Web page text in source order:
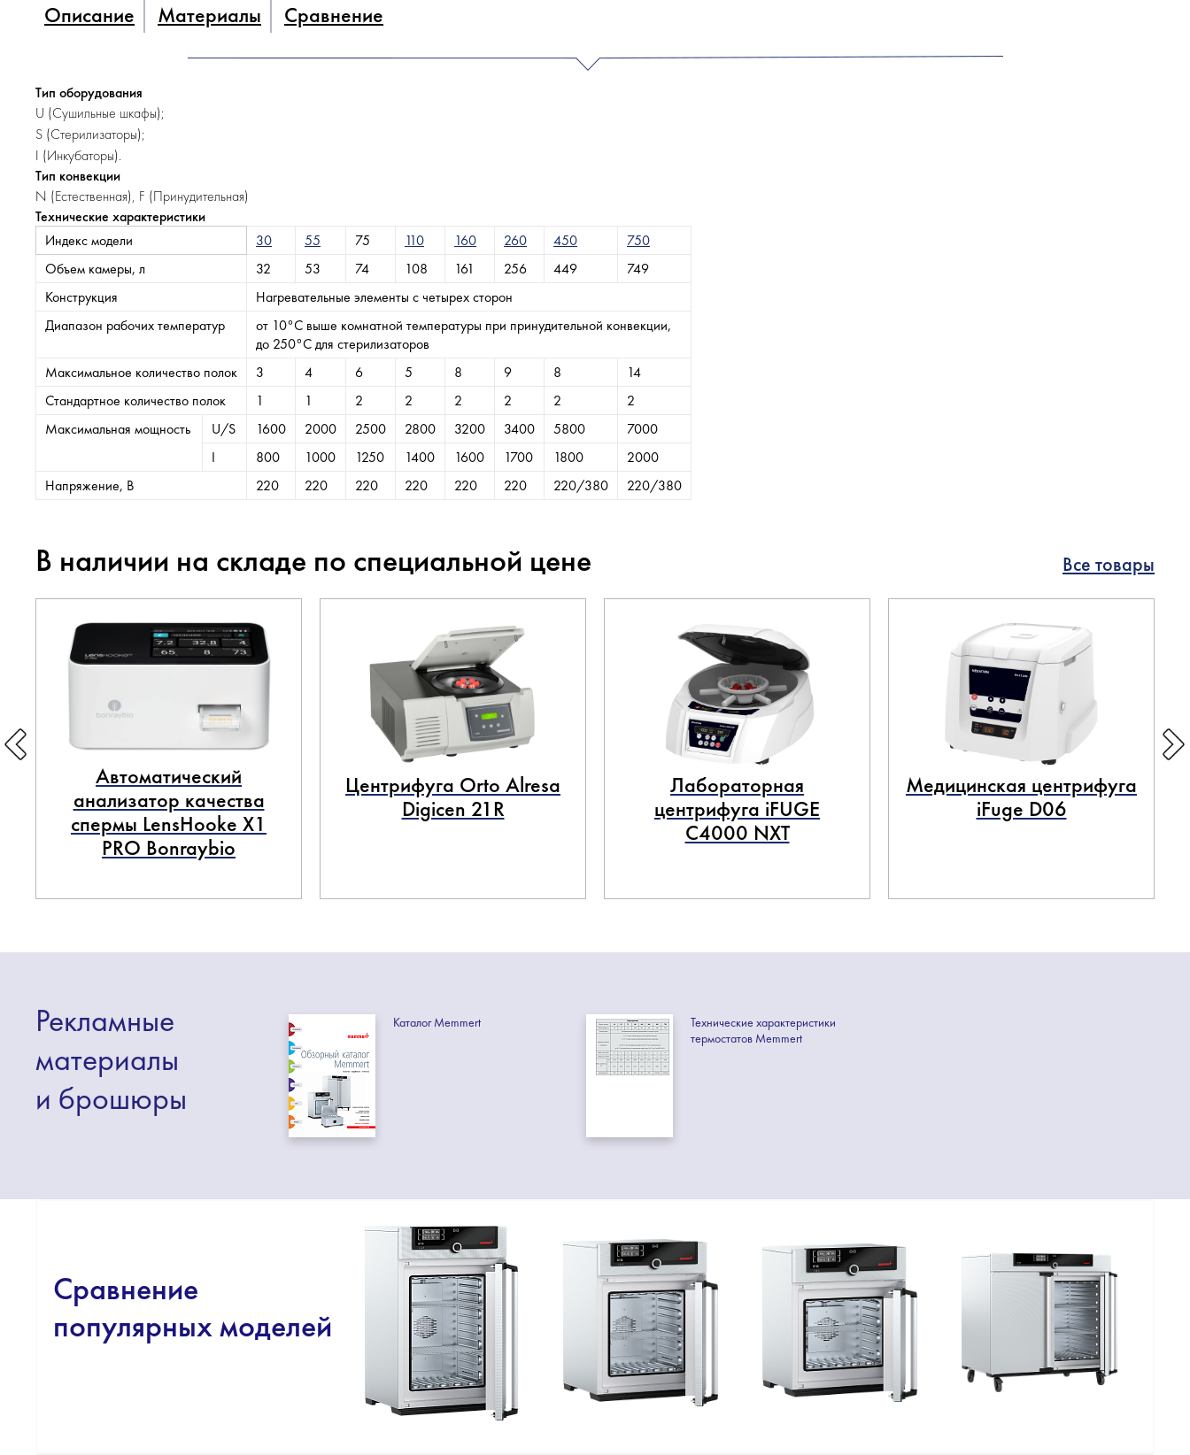
Описание Материалы Сравнение
Тип оборудования
U (Cушильные шкафы);
S (Cтерилизаторы);
I (Инкубаторы).
Тип конвекции
N (Естественная), F (Принудительная)
Технические характеристики
Индекс модели
30 55 75 110 160 260 450
750
Объем камеры, л
32 53 74 108 161 256 449
749
Конструкция
Нагревательные элементы с четырех сторон
Диапазон рабочих температур
от 10°C выше комнатной температуры при принудительной конвекции,
до 250°C для стерилизаторов
Максимальное количество полок
3 4 6 5 8 9 8
14
Стандартное количество полок
1 1 2 2 2 2 2
2
Максимальная мощность
U/S 1600 2000 2500 2800 3200 3400 5800
7000
I
800 1000 1250 1400 1600 1700 1800
2000
Напряжение, В
220 220 220 220 220 220 220/380 220/380
В наличии на складе по специальной цене Все товары
Автоматический
анализатор качества
спермы LensHooke X1
PRO Bonraybio
Центрифуга Orto Alresa
Digicen 21R
Лабораторная
центрифуга iFUGE
C4000 NXT
Медицинская центрифуга
iFuge D06
Рекламные
материалы
и брошюры
Каталог Memmert
Технические характеристики
термостатов Memmert
Сравнение
популярных моделей